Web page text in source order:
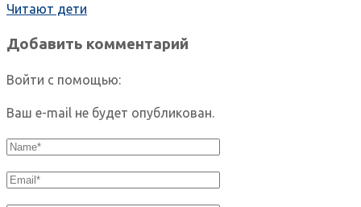
Читают дети
Добавить комментарий
Войти с помощью:
Ваш e-mail не будет опубликован.